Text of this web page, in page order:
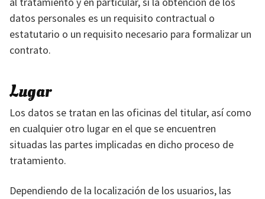
datos personales es un requisito contractual o
estatutario o un requisito necesario para formalizar un
contrato.
Lugar
Los datos se tratan en las oficinas del titular, así como
en cualquier otro lugar en el que se encuentren
situadas las partes implicadas en dicho proceso de
tratamiento.
Dependiendo de la localización de los usuarios, las